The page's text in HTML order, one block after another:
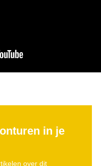
in je
over dit